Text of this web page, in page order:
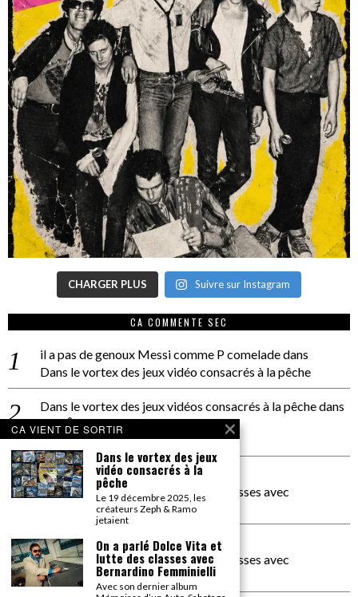
CHARGER PLUS Suivre sur Instagram
CA COMMENTE SEC
il a pas de genoux Messi comme P comeladedans
Dans le vortex des jeux vidéo consacrés à la pêche
Dans le vortex des jeux vidéos consacrés à la pêchedans
PACÔME THIELLEMENT
La séance d’Hip Gnose
La Patrie
dans
On a parlé Dolce Vita et lutte des classes avec
Bernardino Femminielli
carte noire negra à l'o tiededans
On a parlé Dolce Vita et lutte des classes avec
Bernardino Femminielli
CA VIENT DE SORTIR
Dans le vortex des jeux
vidéo consacrés à la
pêche
Le 19 décembre 2025, les
créateurs Zeph & Ramo
jetaient
On a parlé Dolce Vita et
lutte des classes avec
Bernardino Femminielli
Avec son dernier album